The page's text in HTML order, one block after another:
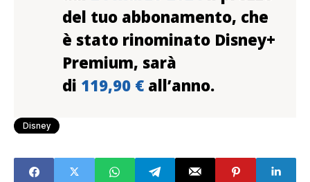
del tuo abbonamento, che
è stato rinominato Disney+
Premium, sarà
di 119,90 € all’anno.
Disney